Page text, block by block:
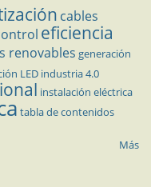
cables
eficiencia
renovables generación
LED industria 4.0
instalación eléctrica
tabla de contenidos
Más